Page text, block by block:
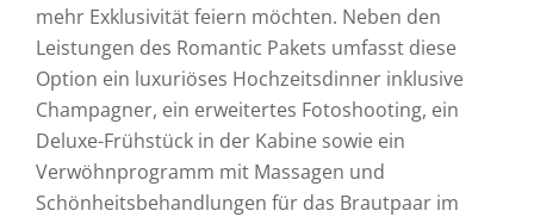
mehr Exklusivität feiern möchten. Neben den
Leistungen des Romantic Pakets umfasst diese
Option ein luxuriöses Hochzeitsdinner inklusive
Champagner, ein erweitertes Fotoshooting, ein
Deluxe-Frühstück in der Kabine sowie ein
Verwöhnprogramm mit Massagen und
Schönheitsbehandlungen für das Brautpaar im